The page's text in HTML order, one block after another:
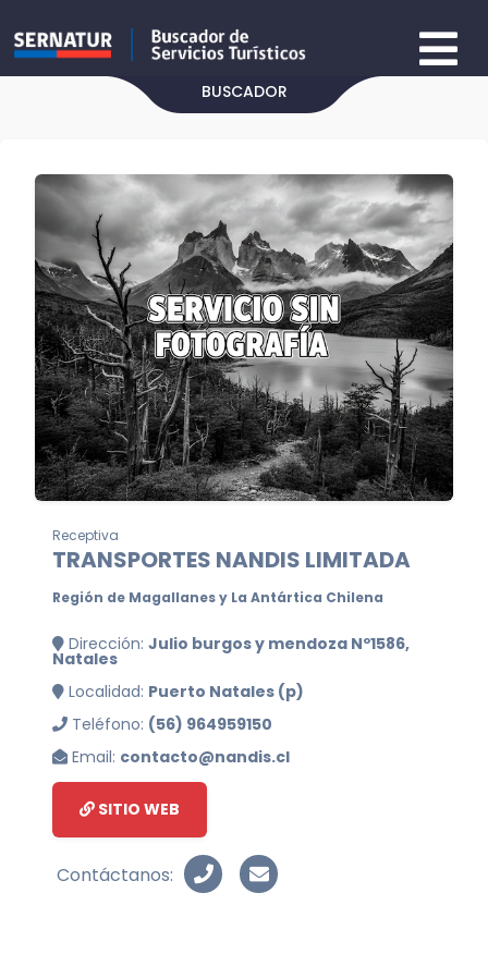
BUSCADOR
Receptiva
TRANSPORTES NANDIS LIMITADA
Región de Magallanes y La Antártica Chilena
Dirección: Julio burgos y mendoza Nº1586,
Natales
Localidad: Puerto Natales (p)
Teléfono: (56) 964959150
Email: contacto@nandis.cl
SITIO WEB
Contáctanos: